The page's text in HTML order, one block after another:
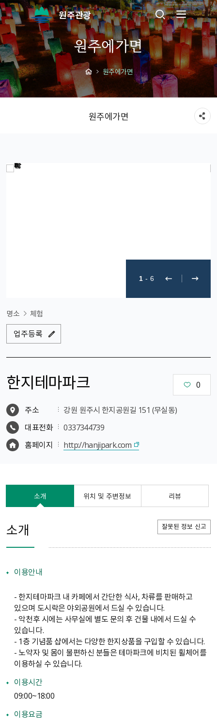
원주관광
원주에가면
원주에가면
원주에가면
1 - 6
명소 체험
업주등록
한지테마파크 0
주소
강원 원주시 한지공원길 151 (무실동)
대표전화
0337344739
홈페이지
http://hanjipark.com
소개 위치 및 주변정보 리뷰
소개 잘못된 정보 신고
이용안내
- 한지테마파크 내 카페에서 간단한 식사, 차류를 판매하고
있으며 도시락은 야외공원에서 드실 수 있습니다.
- 악천후 시에는 사무실에 별도 문의 후 건물 내에서 드실 수
있습니다.
- 1층 기념품 샵에서는 다양한 한지상품을 구입할 수 있습니다.
- 노약자 및 몸이 불편하신 분들은 테마파크에 비치된 휠체어를
이용하실 수 있습니다.
이용시간
09:00~18:00
이용요금